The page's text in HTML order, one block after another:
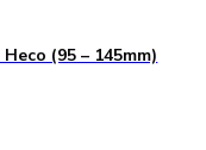
(95 – 145mm)